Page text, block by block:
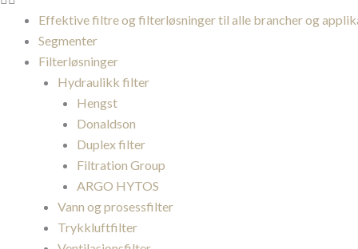
Effektive filtre og filterløsninger til alle brancher og
Segmenter
Filterløsninger
Hydraulikk filter
Hengst
Donaldson
Duplex filter
Filtration Group
ARGO HYTOS
Vann og prosessfilter
Trykkluftfilter